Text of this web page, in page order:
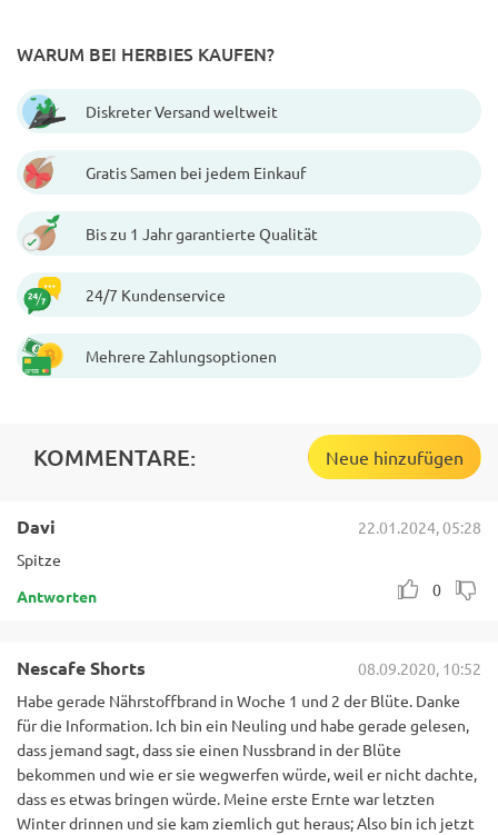
WARUM BEI HERBIES KAUFEN?
Diskreter Versand weltweit
Gratis Samen bei jedem Einkauf
Bis zu 1 Jahr garantierte Qualität
24/7 Kundenservice
Mehrere Zahlungsoptionen
KOMMENTARE: Neue hinzufügen
Davi
22.01.2024, 05:28
Spitze
0
Antworten
Nescafe Shorts
08.09.2020, 10:52
Habe gerade Nährstoffbrand in Woche 1 und 2 der Blüte. Danke
für die Information. Ich bin ein Neuling und habe gerade gelesen,
dass jemand sagt, dass sie einen Nussbrand in der Blüte
bekommen und wie er sie wegwerfen würde, weil er nicht dachte,
dass es etwas bringen würde. Meine erste Ernte war letzten
Winter drinnen und sie kam ziemlich gut heraus; Also bin ich jetzt